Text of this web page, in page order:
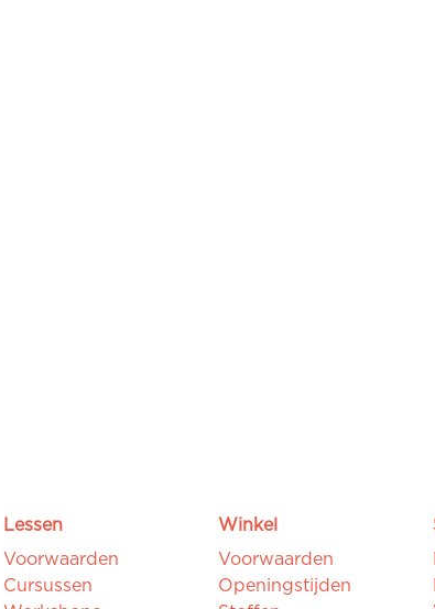
Lessen
Voorwaarden
Cursussen
Winkel
Voorwaarden
Openingstijden